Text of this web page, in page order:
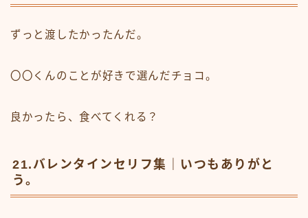
ずっと渡したかったんだ。
〇〇くんのことが好きで選んだチョコ。
良かったら、食べてくれる？
21.バレンタインセリフ集｜いつもありがと
う。